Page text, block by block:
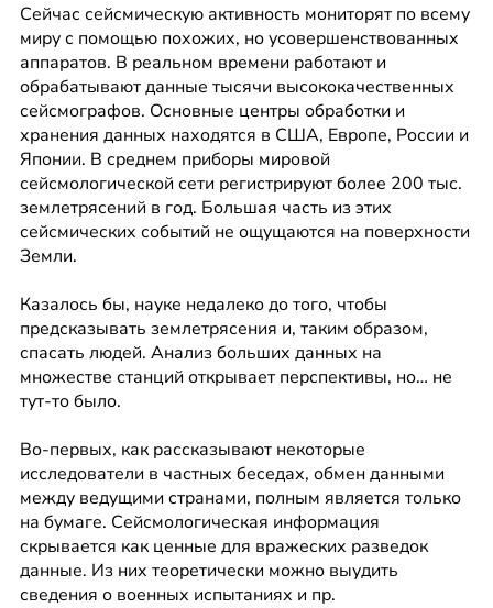
Сейчас сейсмическую активность мониторят по всему
миру с помощью похожих, но усовершенствованных
аппаратов. В реальном времени работают и
обрабатывают данные тысячи высококачественных
сейсмографов. Основные центры обработки и
хранения данных находятся в США, Европе, России и
Японии. В среднем приборы мировой
сейсмологической сети регистрируют более 200 тыс.
землетрясений в год. Большая часть из этих
сейсмических событий не ощущаются на поверхности
Земли.
Казалось бы, науке недалеко до того, чтобы
предсказывать землетрясения и, таким образом,
спасать людей. Анализ больших данных на
множестве станций открывает перспективы, но… не
тут-то было.
Во-первых, как рассказывают некоторые
исследователи в частных беседах, обмен данными
между ведущими странами, полным является только
на бумаге. Сейсмологическая информация
скрывается как ценные для вражеских разведок
данные. Из них теоретически можно выудить
сведения о военных испытаниях и пр.